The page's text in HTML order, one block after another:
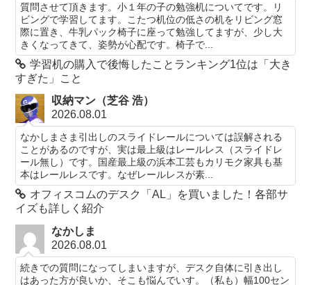
質問させて頂きます。小１年の子の勉強机についてです。リ
ビングで学習してます。こたつ机位の低さの机をリビング窓
際に置き、牛乳パック椅子に座って勉強してますが、少し大
きくなってきて、姿勢が心配です。椅子で...
学習机の購入で後悔したことランキング1位は「大き
すぎた」こと
収納マン（芝谷 浩）
2026.08.01
なかしまさま引出しのスライドレールについては誤解される
ことがあるのですが、実は最上級はレールレス（スライドレ
ール無し）です。国産最上級の浜本工芸もカリモク家具も基
本はレールレスです。なぜレールレスが素...
オフィスコムのデスク「AL」を買いました！各部サ
イズも詳しく紹介
なかしま
2026.08.01
続きでの質問になってしまいますが、デスク自体に引き出し
はあった方が良いか、そこも悩んでいす。（私も）幅100セン